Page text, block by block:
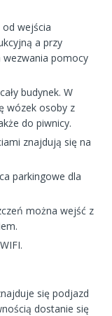
wejścia
a przy
wezwania pomocy
budynek. W
wózek osoby z
do piwnicy.
znajdują się na
parkingowe dla
można wejść z
się podjazd
dostanie się